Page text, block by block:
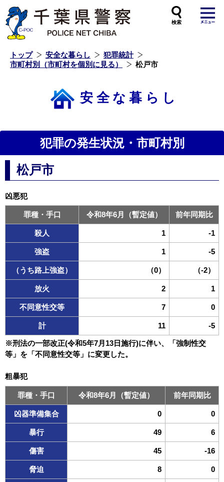
トップ 安全な暮らし
犯罪統計
市町村別（市町村を個別に見る）
松戸市
安全な暮らし
犯罪の発生状況・市町村別
松戸市
凶悪犯
罪種・手口 令和8年6月（暫定値） 前年同期比
殺人 1 -1
強盗 1 -5
（うち路上強盗） （0） （-2）
放火 2 1
不同意性交等 7 0
計 11 -5
※刑法の一部改正(令和5年7月13日施行)に伴い、「強制性交
等」を「不同意性交等」に変更した。
粗暴犯
罪種・手口 令和8年6月（暫定値） 前年同期比
凶器準備集合 0 0
暴行 49 6
傷害 45 -16
脅迫 8 0